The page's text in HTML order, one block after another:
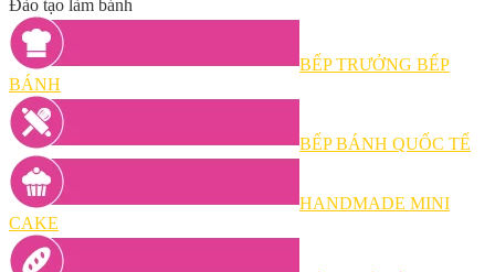
Đào tạo làm bánh
BẾP TRƯỞNG BẾP
BÁNH
BẾP BÁNH QUỐC TẾ
HANDMADE MINI
CAKE